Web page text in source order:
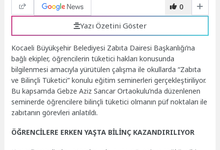
0
Yazı Özetini Göster
Kocaeli Büyükşehir Belediyesi Zabıta Dairesi Başkanlığı’na
bağlı ekipler, öğrencilerin tüketici hakları konusunda
bilgilenmesi amacıyla yürütülen çalışma ile okullarda “Zabıta
ve Bilinçli Tüketici” konulu eğitim seminerleri gerçekleştiriliyor.
Bu kapsamda Gebze Aziz Sancar Ortaokulu’nda düzenlenen
seminerde öğrencilere bilinçli tüketici olmanın püf noktaları ile
zabıtanın görevleri anlatıldı.
ÖĞRENCİLERE ERKEN YAŞTA BİLİNÇ KAZANDIRILIYOR